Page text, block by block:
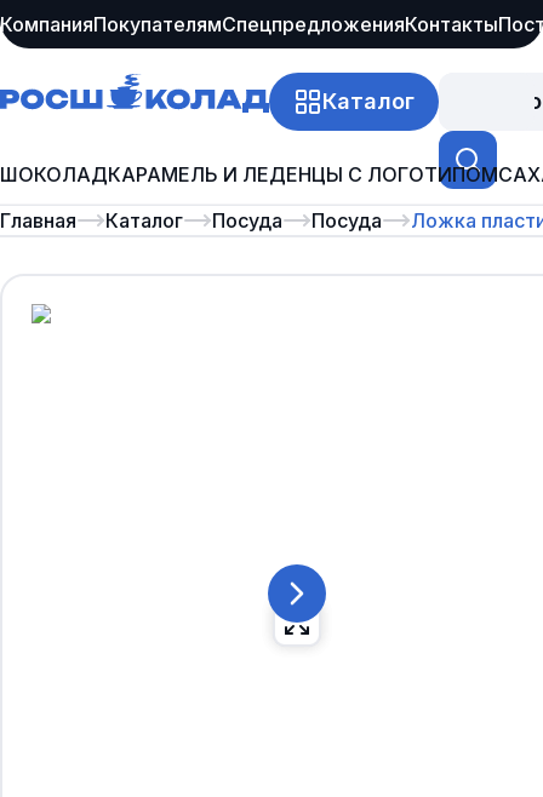
КомпанияПокупателямСпецпредложенияКонтакты
Каталог
ШОКОЛАДКАРАМЕЛЬ И ЛЕДЕНЦЫ С ЛОГОТИПОМ
Главная
Каталог Посуда Посуда Ложка